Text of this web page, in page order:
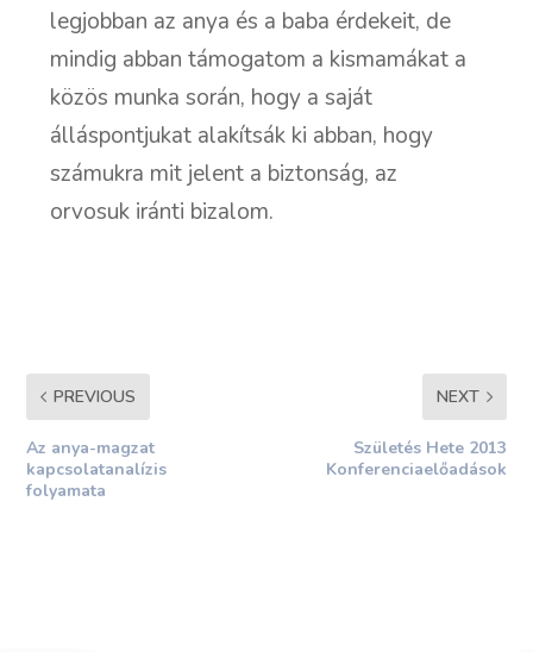
legjobban az anya és a baba érdekeit, de
mindig abban támogatom a kismamákat a
közös munka során, hogy a saját
álláspontjukat alakítsák ki abban, hogy
számukra mit jelent a biztonság, az
orvosuk iránti bizalom.
PREVIOUS
Az anya-magzat
kapcsolatanalízis
folyamata
NEXT
Születés Hete 2013
Konferenciaelőadások